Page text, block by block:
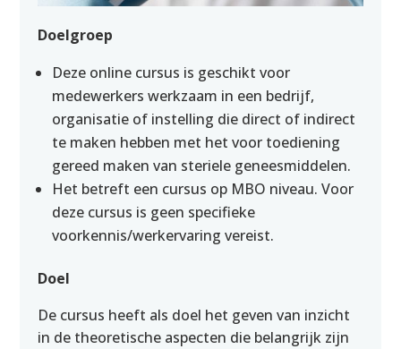
Doelgroep
Deze online cursus is geschikt voor
medewerkers werkzaam in een bedrijf,
organisatie of instelling die direct of indirect
te maken hebben met het voor toediening
gereed maken van steriele geneesmiddelen.
Het betreft een cursus op MBO niveau. Voor
deze cursus is geen specifieke
voorkennis/werkervaring vereist.
Doel
De cursus heeft als doel het geven van inzicht
in de theoretische aspecten die belangrijk zijn